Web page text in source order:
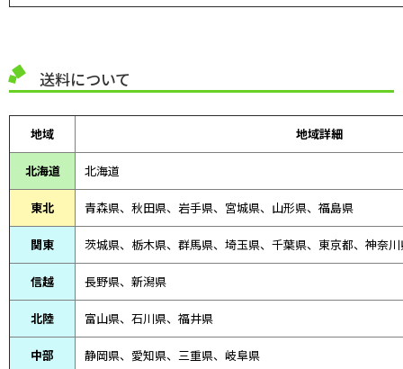
送料について
地域 地域詳細
北海道 北海道
東北 青森県、 秋田県、 岩手県、宮城県、山形県、福島県
関東 茨城県、栃木県、群馬県、埼玉県、千葉県、東京都、神奈
信越 長野県、新潟県
北陸 富山県、 石川県、 福井県
中部 静岡県、 愛知県、 三重県、 岐阜県